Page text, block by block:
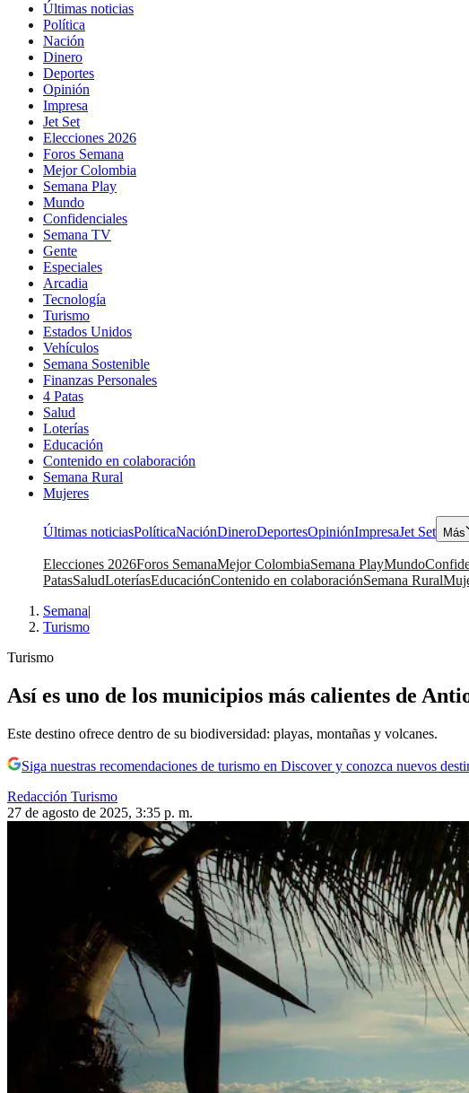
Últimas noticias
Política
Nación
Dinero
Deportes
Opinión
Impresa
Jet Set
Elecciones 2026
Foros Semana
Mejor Colombia
Semana Play
Mundo
Confidenciales
Semana TV
Gente
Especiales
Arcadia
Tecnología
Turismo
Estados Unidos
Vehículos
Semana Sostenible
Finanzas Personales
4 Patas
Salud
Loterías
Educación
Contenido en colaboración
Semana Rural
Mujeres
Últimas noticiasPolíticaNaciónDineroDeportesOpiniónImpresaJet Set Más
Elecciones 2026Foros SemanaMejor ColombiaSemana PlayMundo
PatasSaludLoteríasEducaciónContenido en colaboraciónSemana Rural
Semana|
Turismo
Turismo
Así es uno de los municipios más calientes de
Este destino ofrece dentro de su biodiversidad: playas, montañas y volcanes.
Siga nuestras recomendaciones de turismo en Discover y conozca nuevos
Redacción Turismo
27 de agosto de 2025, 3:35 p. m.